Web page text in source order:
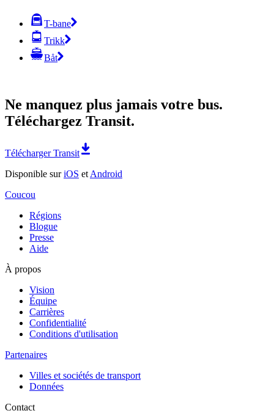
T-bane
Trikk
Båt
Ne manquez plus jamais votre bus.
Téléchargez Transit.
Télécharger Transit
Disponible suriOS et Android
Coucou
Régions
Blogue
Presse
Aide
À propos
Vision
Équipe
Carrières
Confidentialité
Conditions d'utilisation
Partenaires
Villes et sociétés de transport
Données
Contact